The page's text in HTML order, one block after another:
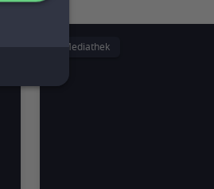
Mediathek